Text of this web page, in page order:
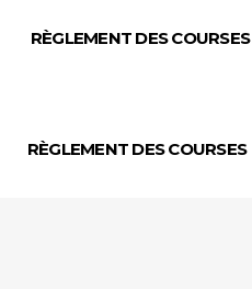
RÈGLEMENT DES COURSES
RÈGLEMENT DES COURSES